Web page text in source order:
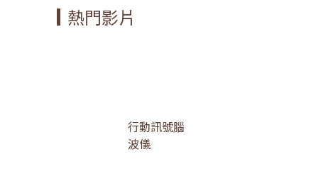
熱門影片
行動訊號腦
波儀